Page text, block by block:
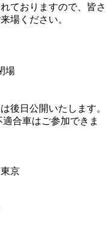
ておりますので、皆さ
場ください。
場
後日公開いたします。
合車はご参加できま
京